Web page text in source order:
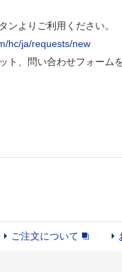
ンよりご利用ください。
hc/ja/requests/new
、問い合わせフォーム
ご注文について